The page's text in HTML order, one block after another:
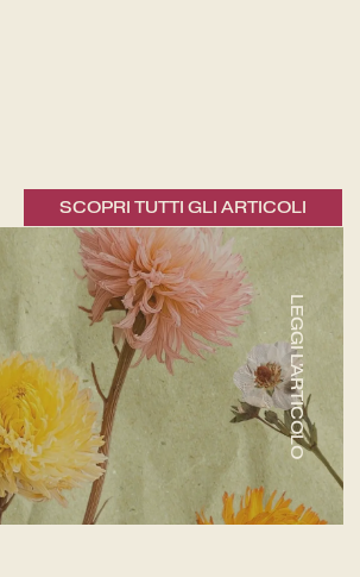
SCOPRI TUTTI GLI ARTICOLI
LEGGI L'ARTICOLO